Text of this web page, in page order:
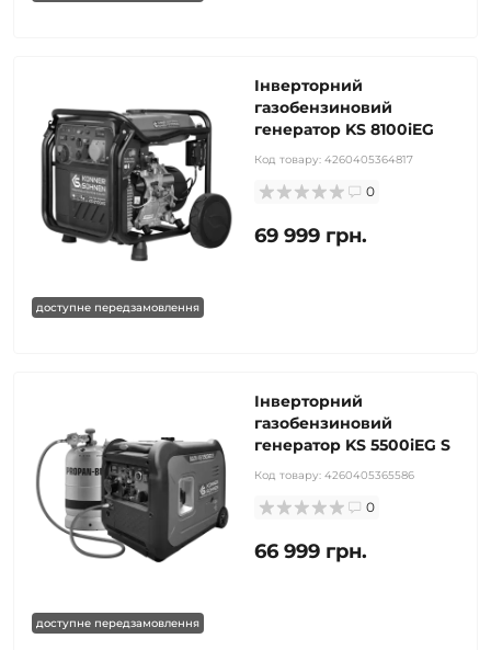
доступне передзамовлення
Інверторний
газобензиновий
генератор KS 8100iEG
Код товару: 4260405364817
0
69 999 грн.
доступне передзамовлення
Інверторний
газобензиновий
генератор KS 5500iEG S
Код товару: 4260405365586
0
66 999 грн.